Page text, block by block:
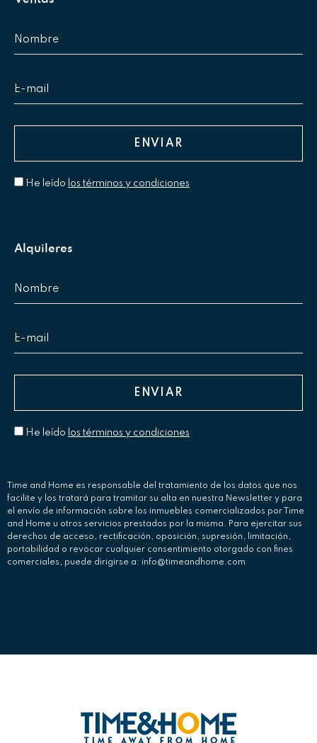
He leído los términos y condiciones
Alquileres
He leído los términos y condiciones
Time and Home es responsable del tratamiento de los datos que nos
facilite y los tratará para tramitar su alta en nuestra Newsletter y para
el envío de información sobre los inmuebles comercializados por Time
and Home u otros servicios prestados por la misma. Para ejercitar sus
derechos de acceso, rectificación, oposición, supresión, limitación,
portabilidad o revocar cualquier consentimiento otorgado con fines
comerciales, puede dirigirse a: info@timeandhome.com